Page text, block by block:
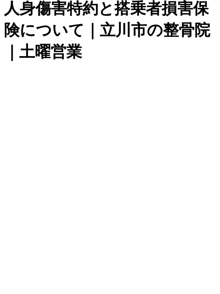
人身傷害特約と搭乗者損害保
険について｜立川市の整骨院
｜土曜営業